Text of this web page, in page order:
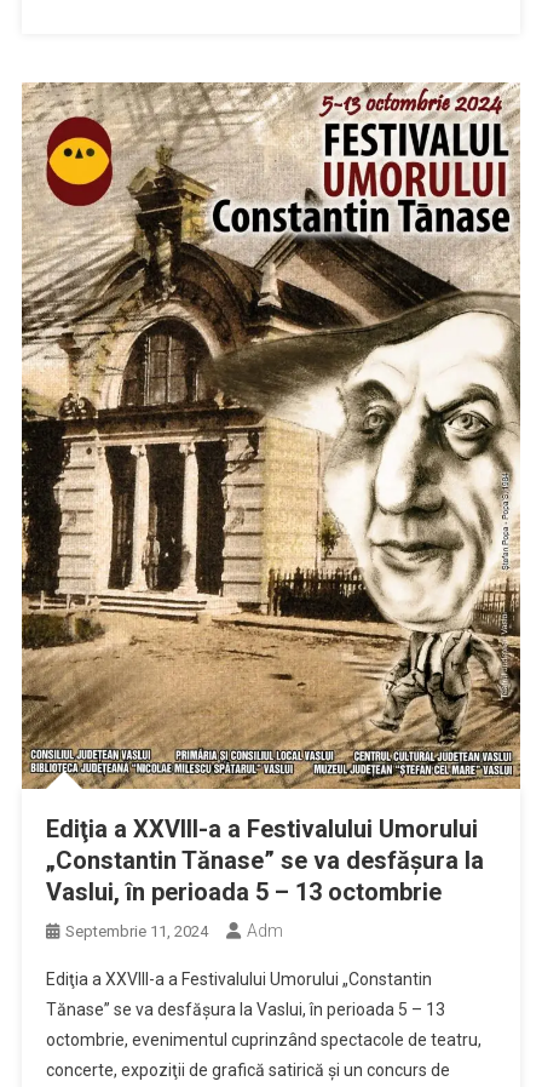
Ediţia a XXVIII-a a Festivalului Umorului
„Constantin Tănase” se va desfăşura la
Vaslui, în perioada 5 – 13 octombrie
Septembrie 11, 2024 Adm
Ediţia a XXVIII-a a Festivalului Umorului „Constantin
Tănase” se va desfăşura la Vaslui, în perioada 5 – 13
octombrie, evenimentul cuprinzând spectacole de teatru,
concerte, expoziţii de grafică satirică şi un concurs de